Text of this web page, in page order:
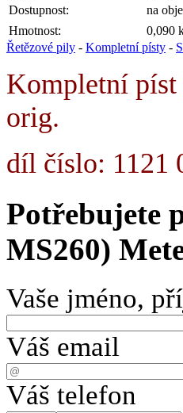
Dostupnost:
na
Hmotnost:
0,090
Řetězové pily - Kompletní písty -
Kompletní píst
orig.
díl číslo: 1121
Potřebujete
MS260)
Vaše jméno,
Váš email
Váš telefon